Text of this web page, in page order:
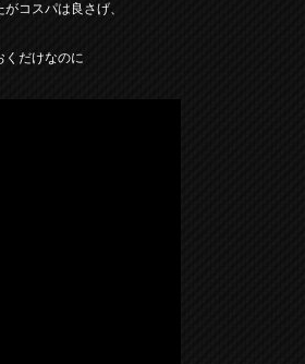
コスパは良さげ、
くだけなのに